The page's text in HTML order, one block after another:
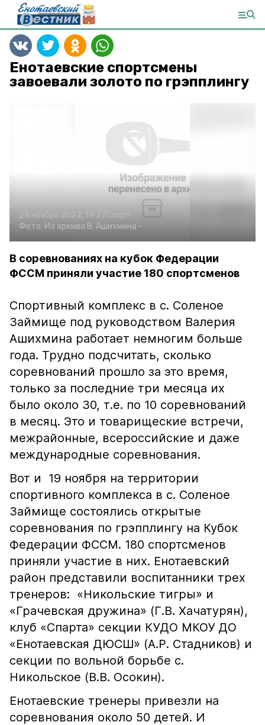
Енотаевские спортсмены
завоевали золото по грэпплингу
24 ноября 2022, 14:37Спорт
Фото: Из архива В. Ашихмина -
В соревнованиях на кубок Федерации
ФССМ приняли участие 180 спортсменов
Спортивный комплекс в с. Соленое
Займище под руководством Валерия
Ашихмина работает немногим больше
года. Трудно подсчитать, сколько
соревнований прошло за это время,
только за последние три месяца их
было около 30, т.е. по 10 соревнований
в месяц. Это и товарищеские встречи,
межрайонные, всероссийские и даже
международные соревнования.
Вот и 19 ноября на территории
спортивного комплекса в с. Соленое
Займище состоялись открытые
соревнования по грэпплингу на Кубок
Федерации ФССМ. 180 спортсменов
приняли участие в них. Енотаевский
район представили воспитанники трех
тренеров: «Никольские тигры» и
«Грачевская дружина» (Г.В. Хачатурян),
клуб «Спарта» секции КУДО МКОУ ДО
«Енотаевская ДЮСШ» (А.Р. Стадников) и
секции по вольной борьбе с.
Никольское (В.В. Осокин).
Енотаевские тренеры привезли на
соревнования около 50 детей. И